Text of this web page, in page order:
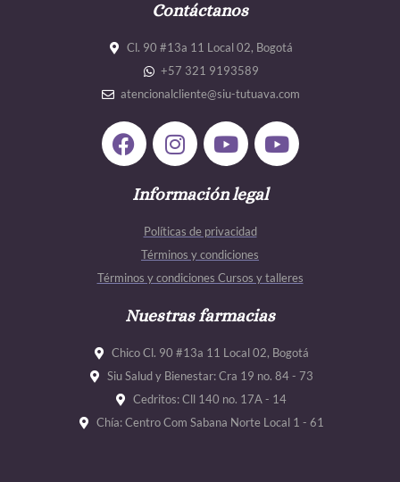
Contáctanos
Cl. 90 #13a 11 Local 02, Bogotá
+57 321 9193589
atencionalcliente@siu-tutuava.com
F
a
e
k
I
n
t
g
r
a
m
Y
o
t
b
e
Y
o
Información legal
Políticas de privacidad
Términos y condiciones
Términos y condiciones Cursos y talleres
Nuestras farmacias
Chico Cl. 90 #13a 11 Local 02, Bogotá
Siu Salud y Bienestar: Cra 19 no. 84 - 73
Cedritos: Cll 140 no. 17A - 14
Chía: Centro Com Sabana Norte Local 1 - 61